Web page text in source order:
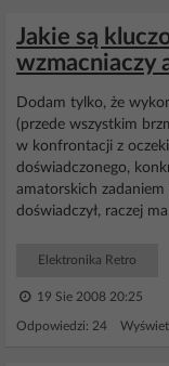
Jakie są
wzmacniaczy
Dodam tylko, że
(przede wszystkim
w konfrontacji z
doświadczonego,
amatorskich
doświadczył, raczej
Elektronika Retro
19 Sie 2008 20:25
Odpowiedzi: 24